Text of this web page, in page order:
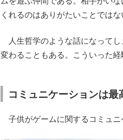
くれるのはありがたいことではな
人生哲学のような話になってし
変わることもある。こういった
コミュニケーションは
子供がゲームに関するコミュニ